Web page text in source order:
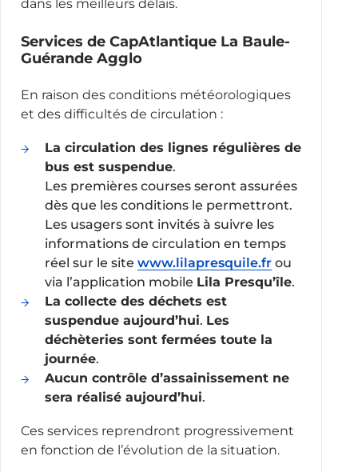
dans les meilleurs délais.
Services de CapAtlantique La Baule-
Guérande Agglo
En raison des conditions météorologiques
et des difficultés de circulation :
La circulation des lignes régulières de
bus est suspendue.
Les premières courses seront assurées
dès que les conditions le permettront.
Les usagers sont invités à suivre les
informations de circulation en temps
réel sur le site www.lilapresquile.frou
via l’application mobile Lila Presqu’île.
La collecte des déchets est
suspendue aujourd’hui. Les
déchèteries sont fermées toute la
journée.
Aucun contrôle d’assainissement ne
sera réalisé aujourd’hui.
Ces services reprendront progressivement
en fonction de l’évolution de la situation.